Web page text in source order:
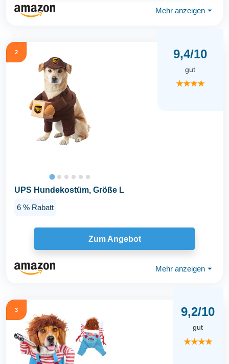
Mehr anzeigen ⏷
2 9,4/10
gut
★★★★
UPS Hundekostüm, Größe L
6 % Rabatt
Zum Angebot
Mehr anzeigen ⏷
3 9,2/10
gut
★★★★